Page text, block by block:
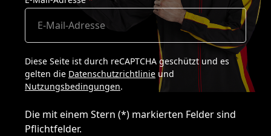
Diese Seite ist durch reCAPTCHA geschützt und es
gelten die Datenschutzrichtlinie und
Nutzungsbedingungen.
Die mit einem Stern (*) markierten Felder sind
Pflichtfelder.